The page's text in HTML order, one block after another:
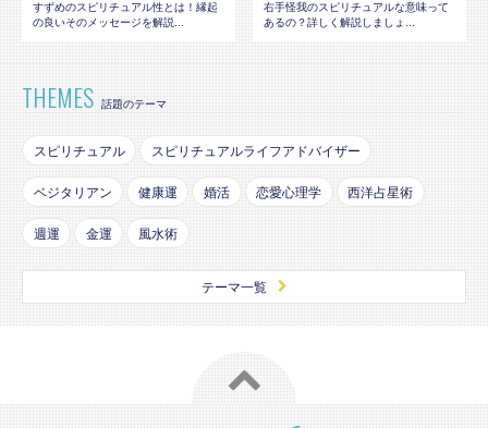
すずめのスピリチュアル性とは！縁起
の良いそのメッセージを解説...
右手怪我のスピリチュアルな意味って
あるの？詳しく解説しましょ...
THEMES 話題のテーマ
スピリチュアル スピリチュアルライフアドバイザー
ベジタリアン 健康運 婚活 恋愛心理学 西洋占星術
週運 金運 風水術
テーマ一覧